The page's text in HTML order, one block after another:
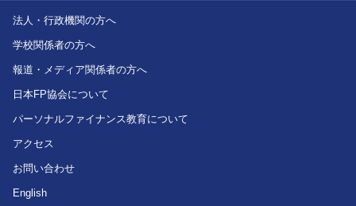
法人・行政機関の方へ
学校関係者の方へ
報道・メディア関係者の方へ
日本FP協会について
パーソナルファイナンス教育について
アクセス
お問い合わせ
English